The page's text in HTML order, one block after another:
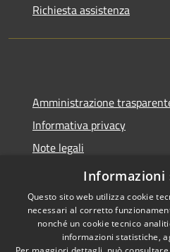
Richiesta assistenza
Amministrazione
Informativa privacy
Note legali
Dichiarazione di accessibilità
Informazioni
Questo sito web utilizza cookie
necessari al corretto
nonché un cookie tecnico
informazioni statistiche,